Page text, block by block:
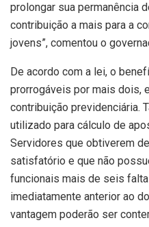
prolongar sua permanência
contribuição a mais para a
jovens”, comentou o
De acordo com a lei, o
prorrogáveis por mais dois,
contribuição previdenciária.
utilizado para cálculo de
Servidores que obtiverem
satisfatório e que não
funcionais mais de seis
imediatamente anterior ao
vantagem poderão ser